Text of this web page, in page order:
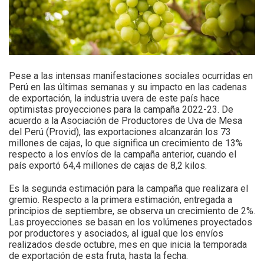
Pese a las intensas manifestaciones sociales ocurridas en
Perú en las últimas semanas y su impacto en las cadenas
de exportación, la industria uvera de este país hace
optimistas proyecciones para la campaña 2022-23. De
acuerdo a la Asociación de Productores de Uva de Mesa
del Perú (Provid), las exportaciones alcanzarán los 73
millones de cajas, lo que significa un crecimiento de 13%
respecto a los envíos de la campaña anterior, cuando el
país exportó 64,4 millones de cajas de 8,2 kilos.
Es la segunda estimación para la campaña que realizara el
gremio. Respecto a la primera estimación, entregada a
principios de septiembre, se observa un crecimiento de 2%.
Las proyecciones se basan en los volúmenes proyectados
por productores y asociados, al igual que los envíos
realizados desde octubre, mes en que inicia la temporada
de exportación de esta fruta, hasta la fecha.